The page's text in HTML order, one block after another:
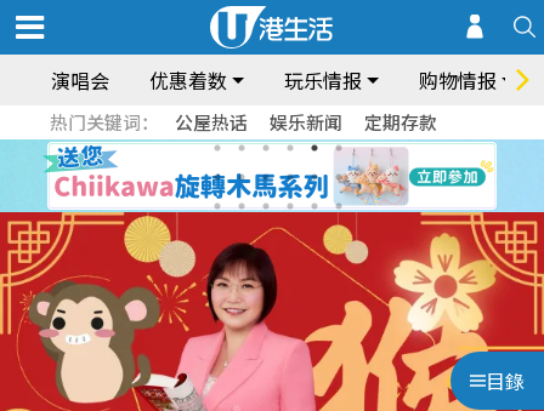
演唱会 优惠着数 玩乐情报 购物情报
热门关键词： 公屋热话 娱乐新闻 定期存款
目錄